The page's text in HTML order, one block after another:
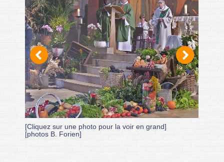
[Cliquez sur une photo pour la voir en grand]
[photos B. Forien]